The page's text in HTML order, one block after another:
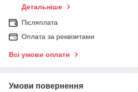
Детальніше
Післяплата
Оплата за реквізитами
Всі умови оплати
Умови повернення